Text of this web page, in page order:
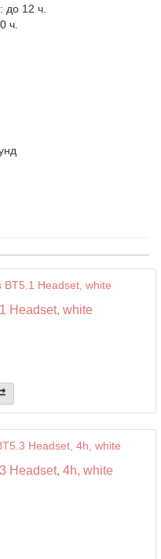
12 ч.
ч.
Headset, white
Headset, 4h, white